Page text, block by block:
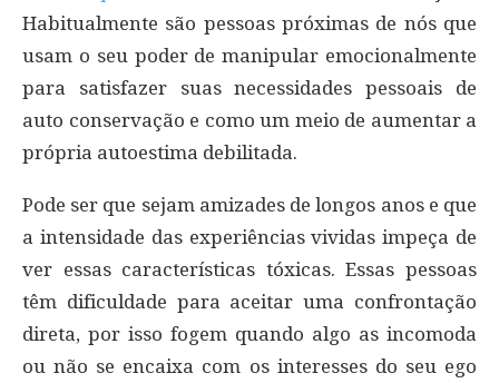
Habitualmente são pessoas próximas de nós que
usam o seu poder de manipular emocionalmente
para satisfazer suas necessidades pessoais de
auto conservação e como um meio de aumentar a
própria autoestima debilitada.
Pode ser que sejam amizades de longos anos e que
a intensidade das experiências vividas impeça de
ver essas características tóxicas. Essas pessoas
têm dificuldade para aceitar uma confrontação
direta, por isso fogem quando algo as incomoda
ou não se encaixa com os interesses do seu ego